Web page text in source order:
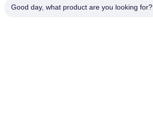
Good day, what product are you looking for?